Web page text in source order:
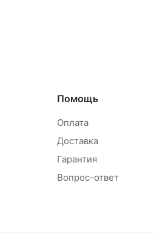
Помощь
Оплата
Доставка
Гарантия
Вопрос-ответ